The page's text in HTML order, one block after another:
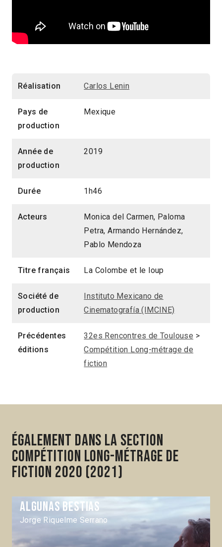
Réalisation Carlos Lenin
Pays de
production
Mexique
Année de
production
2019
Durée 1h46
Acteurs
Monica del Carmen, Paloma
Petra, Armando Hernández,
Pablo Mendoza
Titre français La Colombe et le loup
Société de
production
Instituto Mexicano de
Cinematografía (IMCINE)
Précédentes
éditions
32es Rencontres de Toulouse >
Compétition Long-métrage de
fiction
Également dans la section
Compétition Long-métrage de
fiction 2020 (2021)
Algunas bestias
Jorge Riquelme Serrano